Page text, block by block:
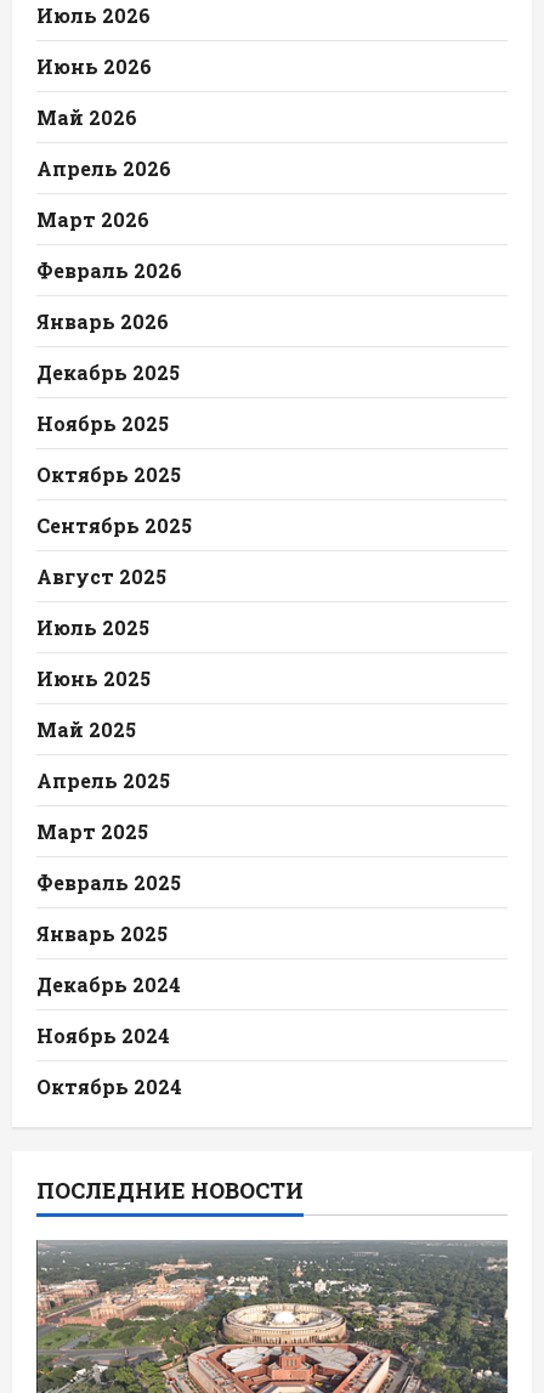
Июль 2026
Июнь 2026
Май 2026
Апрель 2026
Март 2026
Февраль 2026
Январь 2026
Декабрь 2025
Ноябрь 2025
Октябрь 2025
Сентябрь 2025
Август 2025
Июль 2025
Июнь 2025
Май 2025
Апрель 2025
Март 2025
Февраль 2025
Январь 2025
Декабрь 2024
Ноябрь 2024
Октябрь 2024
ПОСЛЕДНИЕ НОВОСТИ